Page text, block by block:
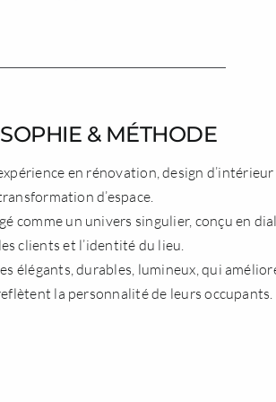
& MÉTHODE
en rénovation, design
d’espace.
comme un univers singulier, conçu en
clients et l’identité du lieu.
élégants, durables, lumineux, qui
la personnalité de leurs occupants.